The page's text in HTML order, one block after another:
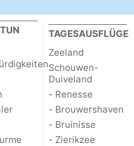
TAGESAUSFLÜGE
Zeeland
Schouwen-
Duiveland
- Renesse
- Brouwershaven
- Bruinisse
- Zierikzee